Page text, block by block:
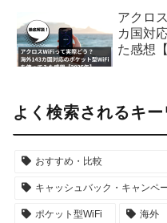
アクロ
カ国対
た感想
よく検索されるキー
おすすめ・比較
キャッシュバック・キャンペ
ポケット型WiFi 海外